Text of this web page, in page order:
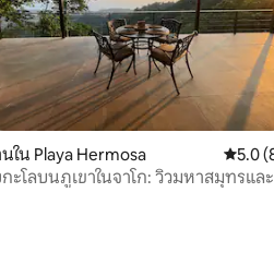
จาก 5, 4 รีวิว
ใน Playa Hermosa คะแนน
5.0
ะโลบนภูเขาในจาโก: วิวมหาสมุทรแล